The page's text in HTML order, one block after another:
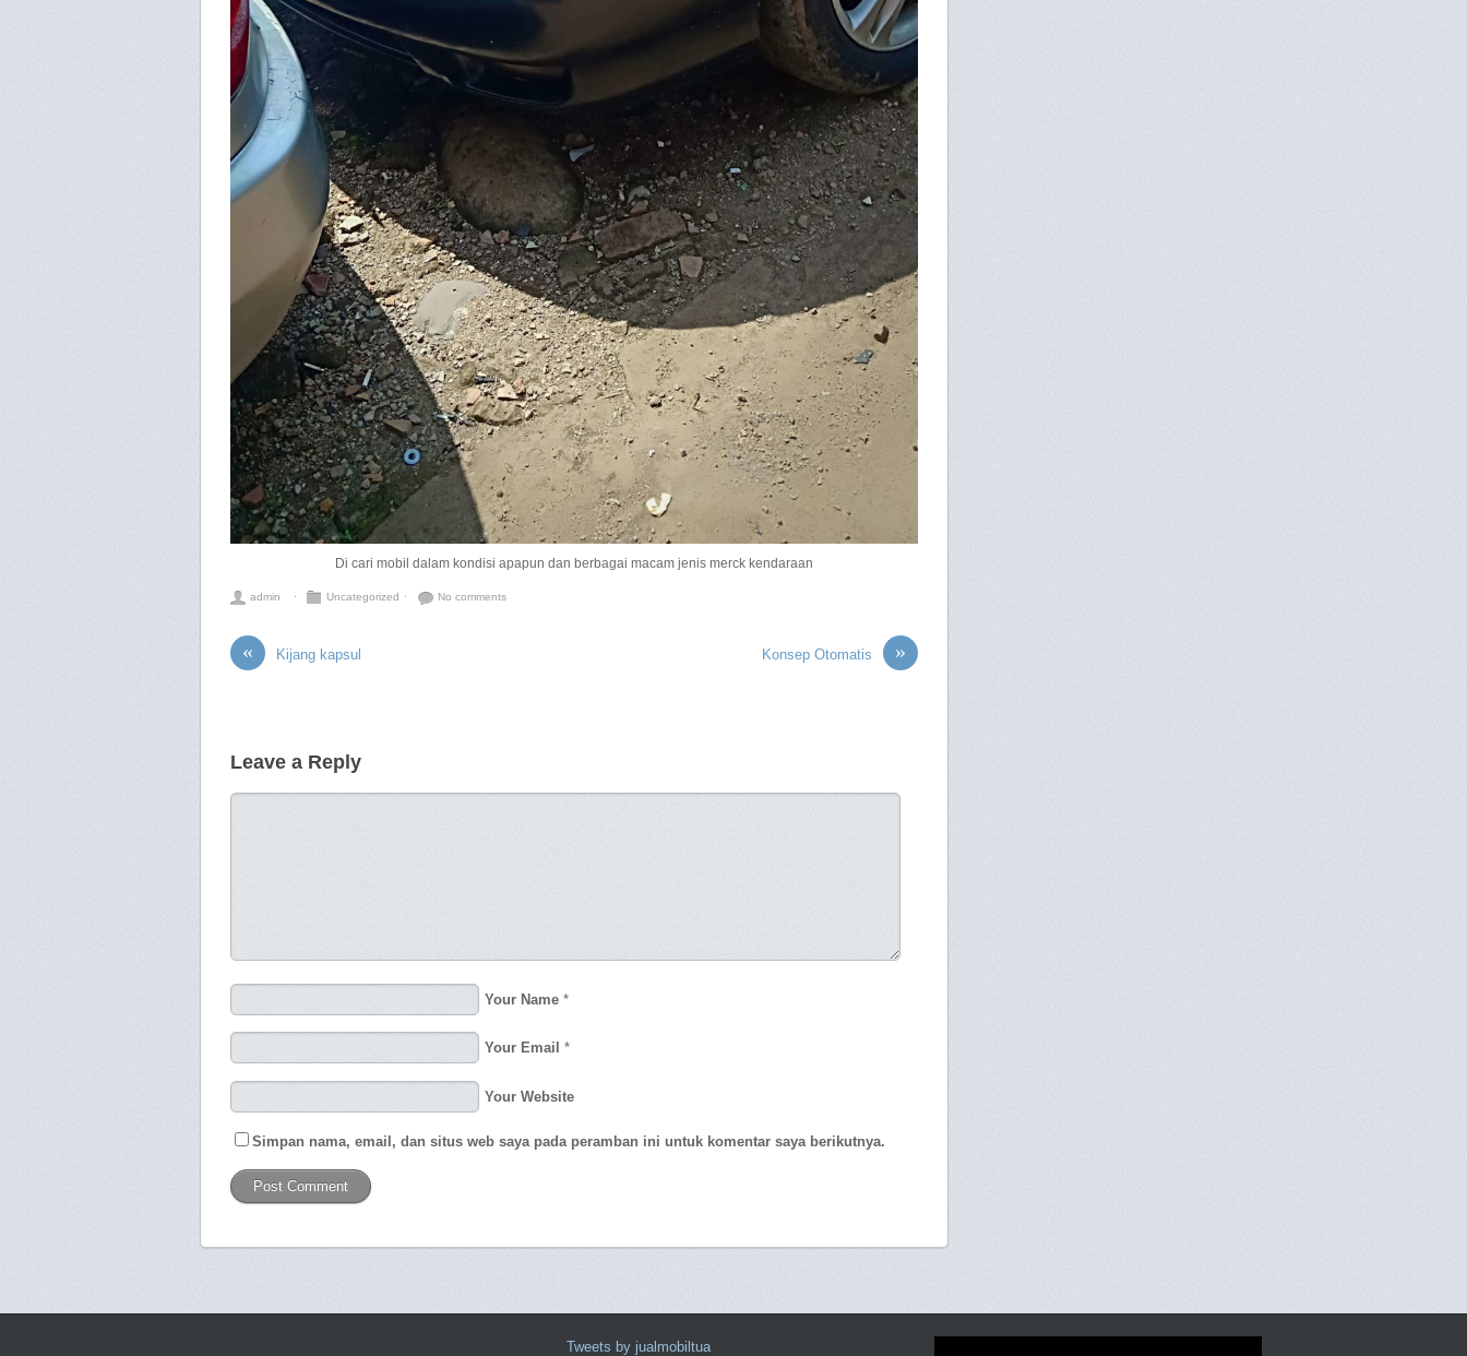
Di cari mobil dalam kondisi apapun dan berbagai macam jenis merck kendaraan
admin ⋅ Uncategorized ⋅ No comments
« Kijang kapsul »
Konsep Otomatis
Leave a Reply
Your Name *
Your Email *
Your Website
Simpan nama, email, dan situs web saya pada peramban ini untuk komentar saya berikutnya.
Tweets by jualmobiltua